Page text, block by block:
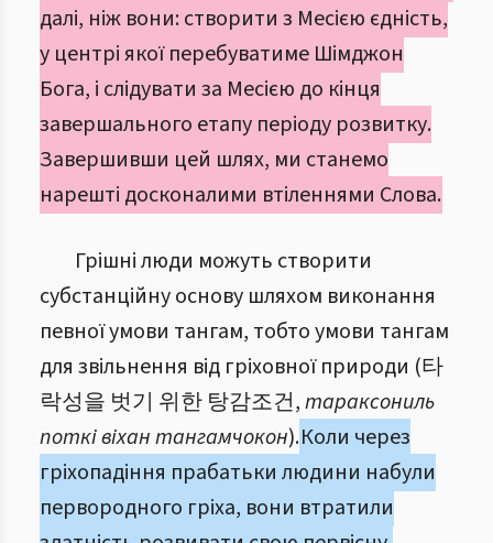
далі, ніж вони: створити з Месією єдність,
у центрі якої перебуватиме Шімджон
Бога, і слідувати за Месією до кінця
завершального етапу періоду розвитку.
Завершивши цей шлях, ми станемо
нарешті досконалими втіленнями Слова.
Грішні люди можуть створити
субстанційну основу шляхом виконання
певної умови тангам, тобто умови тангам
для звільнення від гріховної природи (타
락성을 벗기 위한 탕감조건,тараксониль
поткі віхан тангамчокон).Коли через
гріхопадіння прабатьки людини набули
первородного гріха, вони втратили